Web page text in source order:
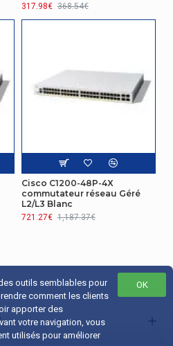
IPv6 SNMP, IPv6 SSH, IPv6 TFTP, IPv6
317.98€ 368.54€
Cisco C1200-48P-4X
commutateur réseau Géré
L2/L3 Blanc
721.27€ 1,187.37€
OK
outils semblables pour
comment les clients
apporter des
votre navigation, vous
utilisés pour améliorer